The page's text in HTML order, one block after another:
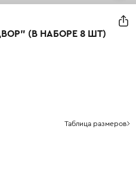
(В НАБОРЕ 8 ШТ)
Таблица размеров